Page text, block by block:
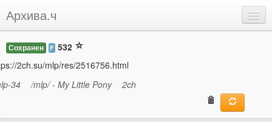
Архива.ч
Войти
Сохранен F 532
2ch.su/mlp/res/2516756.html
34
/mlp/ - My Little Pony 2ch